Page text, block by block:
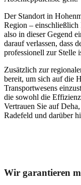
Der Standort in
Region – einschließlich
also in dieser Gegend
darauf verlassen, dass
professionell zur Stelle
Zusätzlich zur
bereit, um sich auf die
Transportwesens
die sowohl die
Vertrauen Sie auf
Radefeld und darüber
Wir garantieren